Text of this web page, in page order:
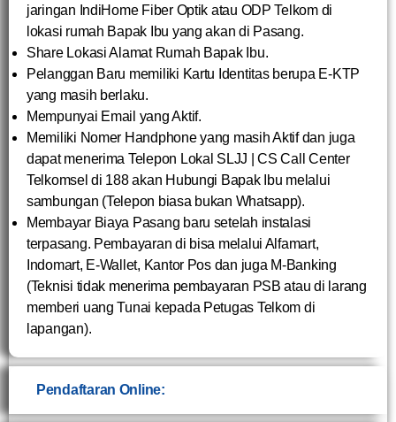
jaringan IndiHome Fiber Optik atau ODP Telkom di
lokasi rumah Bapak Ibu yang akan di Pasang.
Share Lokasi Alamat Rumah Bapak Ibu.
Pelanggan Baru memiliki Kartu Identitas berupa E-KTP
yang masih berlaku.
Mempunyai Email yang Aktif.
Memiliki Nomer Handphone yang masih Aktif dan juga
dapat menerima Telepon Lokal SLJJ | CS Call Center
Telkomsel di 188 akan Hubungi Bapak Ibu melalui
sambungan (Telepon biasa bukan Whatsapp).
Membayar Biaya Pasang baru setelah instalasi
terpasang. Pembayaran di bisa melalui Alfamart,
Indomart, E-Wallet, Kantor Pos dan juga M-Banking
(Teknisi tidak menerima pembayaran PSB atau di larang
memberi uang Tunai kepada Petugas Telkom di
lapangan).
Pendaftaran Online: